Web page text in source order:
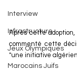
Interview
Infrastructure
Jeux Olympiques
Marocains Juifs
Après cette
commenté cette
"une initiative